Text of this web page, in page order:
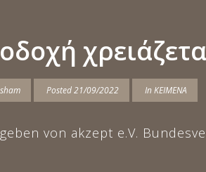
Posted21/09/2022 InΚΕΙΜΕΝΑ
von akzept e.V.